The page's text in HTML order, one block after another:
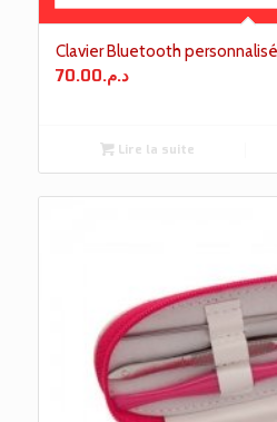
Clavier Bluetooth
د.م.70.00
Lire la suite